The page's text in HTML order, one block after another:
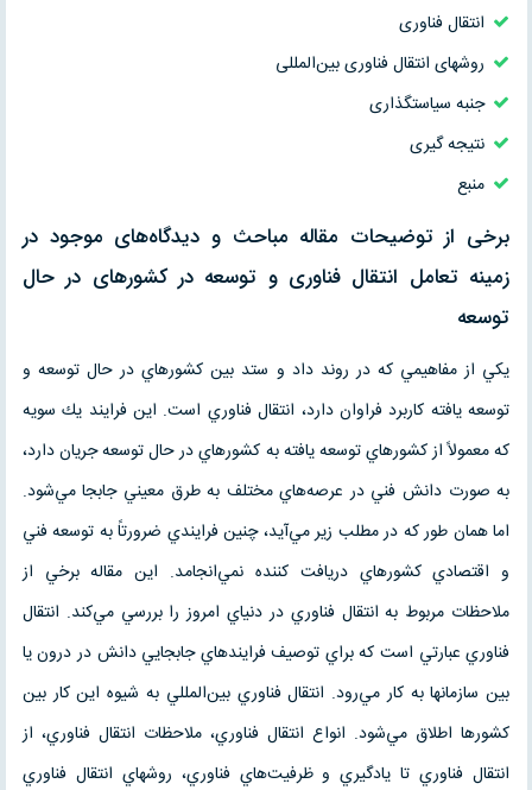
انتقال فناوری
روشهای انتقال فناوری بين‌المللی
جنبه سياستگذاری
نتیجه گیری
منبع
برخی از توضیحات مقاله مباحث و ديدگاه‌های موجود در
زمينه تعامل انتقال فناوری و توسعه در كشورهای در حال
توسعه
يكي از مفاهيمي كه در روند داد و ستد بين كشورهاي در حال توسعه و
توسعه يافته كاربرد فراوان دارد، انتقال فناوري است. اين فرايند يك سويه
كه معمولاً از كشورهاي توسعه يافته به كشورهاي در حال توسعه جريان دارد،
به صورت دانش فني در عرصه‌هاي مختلف به طرق معيني جابجا مي‌شود.
اما همان طور كه در مطلب زير مي‌آيد، چنين فرايندي ضرورتاً به توسعه فني
و اقتصادي كشورهاي دريافت كننده نمي‌انجامد. اين مقاله برخي از
ملاحظات مربوط به انتقال فناوري در دنياي امروز را بررسي مي‌كند. انتقال
فناوري عبارتي است كه براي توصيف فرايندهاي جابجايي دانش در درون يا
بين سازمانها به كار مي‌رود. انتقال فناوري بين‌المللي به شيوه اين كار بين
كشورها اطلاق مي‌شود. انواع انتقال فناوري، ملاحظات انتقال فناوري، از
انتقال فناوري تا يادگيري و ظرفيت‌هاي فناوري، روشهاي انتقال فناوري